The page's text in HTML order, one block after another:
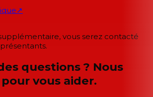
↗
vous serez contacté
questions ? Nous
vous aider.